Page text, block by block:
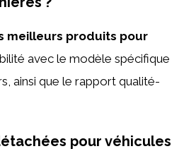
meilleurs produits pour
avec le modèle spécifique
ainsi que le rapport qualité-
pour véhicules